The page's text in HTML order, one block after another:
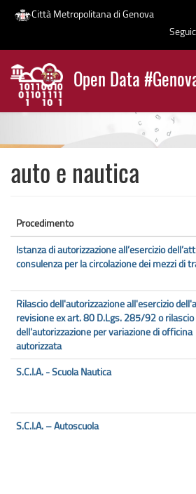
Salta
contenuto
principale
Città Metropolitana di Genova
Open Data
News
auto e nautica
Procedimento
Istanza di autorizzazione all’esercizio
consulenza per la circolazione dei mezzi di
Rilascio dell'autorizzazione all'esercizio
revisione ex art. 80 D.Lgs. 285/92 o rilascio
dell'autorizzazione per variazione di officina
autorizzata
S.C.I.A. - Scuola Nautica
S.C.I.A. – Autoscuola